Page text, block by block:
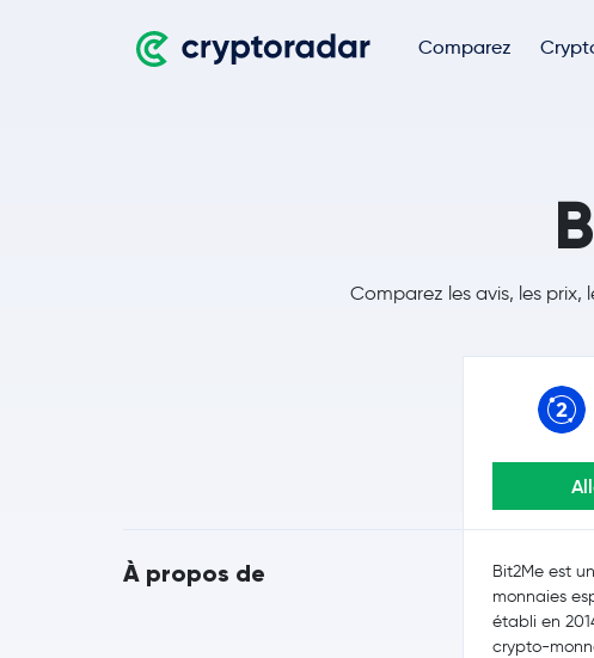
Comparez
Comparez les avis, les
À propos de
Bit2Me est
monnaies
établi en
crypto-